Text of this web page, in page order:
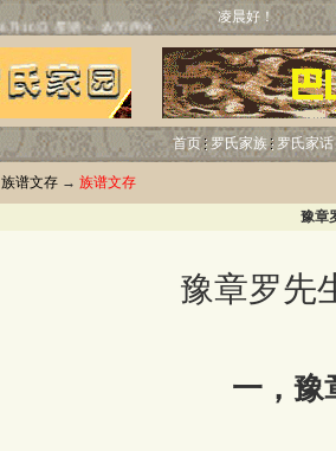
凌晨好！
首页 罗氏家族 罗氏家话
族谱文存 → 族谱文存
豫章
豫章罗先
一，豫